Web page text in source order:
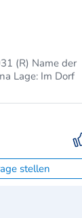
der
stellen